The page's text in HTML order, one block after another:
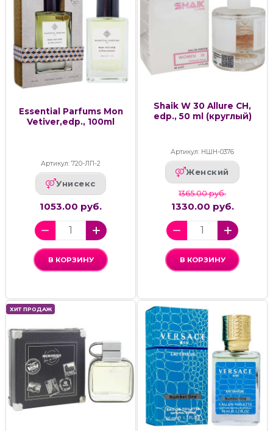
Essential Parfums Mon
Vetiver,edp., 100ml
Артикул: 720-ЛП-2
Унисекс
1053.00 руб.
В КОРЗИНУ
Shaik W 30 Allure CH,
edp., 50 ml (круглый)
Артикул: НШН-0376
Женский
1365.00 руб.
1330.00 руб.
В КОРЗИНУ
ХИТ ПРОДАЖ